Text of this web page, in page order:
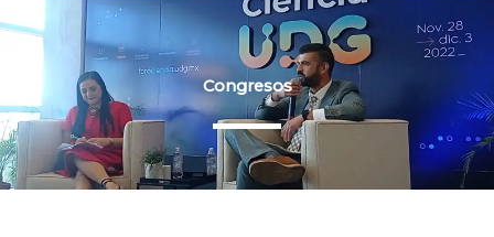
Congresos